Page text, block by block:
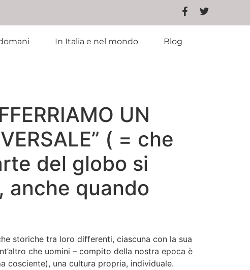
In Italia e nel mondo
Blog
UN
( = che
del globo si
anche quando
storiche tra loro differenti, ciascuna con la sua
che uomini – compito della nostra epoca è
cosciente), una cultura propria, individuale.